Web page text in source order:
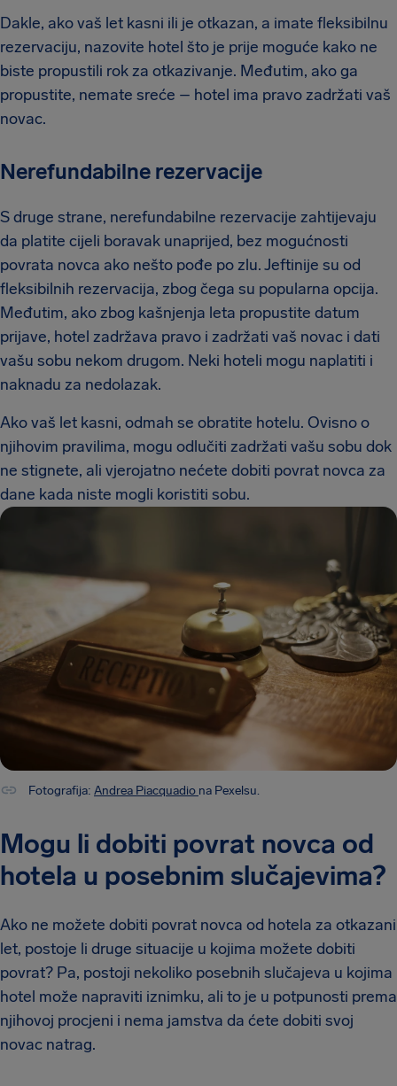
Dakle, ako vaš let kasni ili je otkazan, a imate fleksibilnu
rezervaciju, nazovite hotel što je prije moguće kako ne
biste propustili rok za otkazivanje. Međutim, ako ga
propustite, nemate sreće – hotel ima pravo zadržati vaš
novac.
Nerefundabilne rezervacije
S druge strane, nerefundabilne rezervacije zahtijevaju
da platite cijeli boravak unaprijed, bez mogućnosti
povrata novca ako nešto pođe po zlu. Jeftinije su od
fleksibilnih rezervacija, zbog čega su popularna opcija.
Međutim, ako zbog kašnjenja leta propustite datum
prijave, hotel zadržava pravo i zadržati vaš novac i dati
vašu sobu nekom drugom. Neki hoteli mogu naplatiti i
naknadu za nedolazak.
Ako vaš let kasni, odmah se obratite hotelu. Ovisno o
njihovim pravilima, mogu odlučiti zadržati vašu sobu dok
ne stignete, ali vjerojatno nećete dobiti povrat novca za
dane kada niste mogli koristiti sobu.
Fotografija: Andrea Piacquadio na Pexelsu.
Mogu li dobiti povrat novca od
hotela u posebnim slučajevima?
Ako ne možete dobiti povrat novca od hotela za otkazani
let, postoje li druge situacije u kojima možete dobiti
povrat? Pa, postoji nekoliko posebnih slučajeva u kojima
hotel može napraviti iznimku, ali to je u potpunosti prema
njihovoj procjeni i nema jamstva da ćete dobiti svoj
novac natrag.